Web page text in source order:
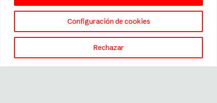
Configuración de cookies
Rechazar